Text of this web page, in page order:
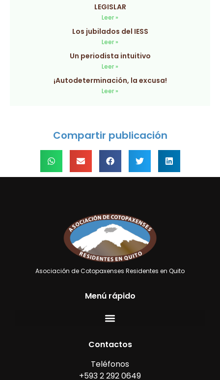
LEGISLAR
Leer »
Los jubilados del IESS
Leer »
Un periodista intuitivo
Leer »
¡Autodeterminación, la excusa!
Leer »
Compartir publicación
Asociación de Cotopaxenses Residentes en Quito
Menú rápido
Contactos
Teléfonos
+593 2 292 0649